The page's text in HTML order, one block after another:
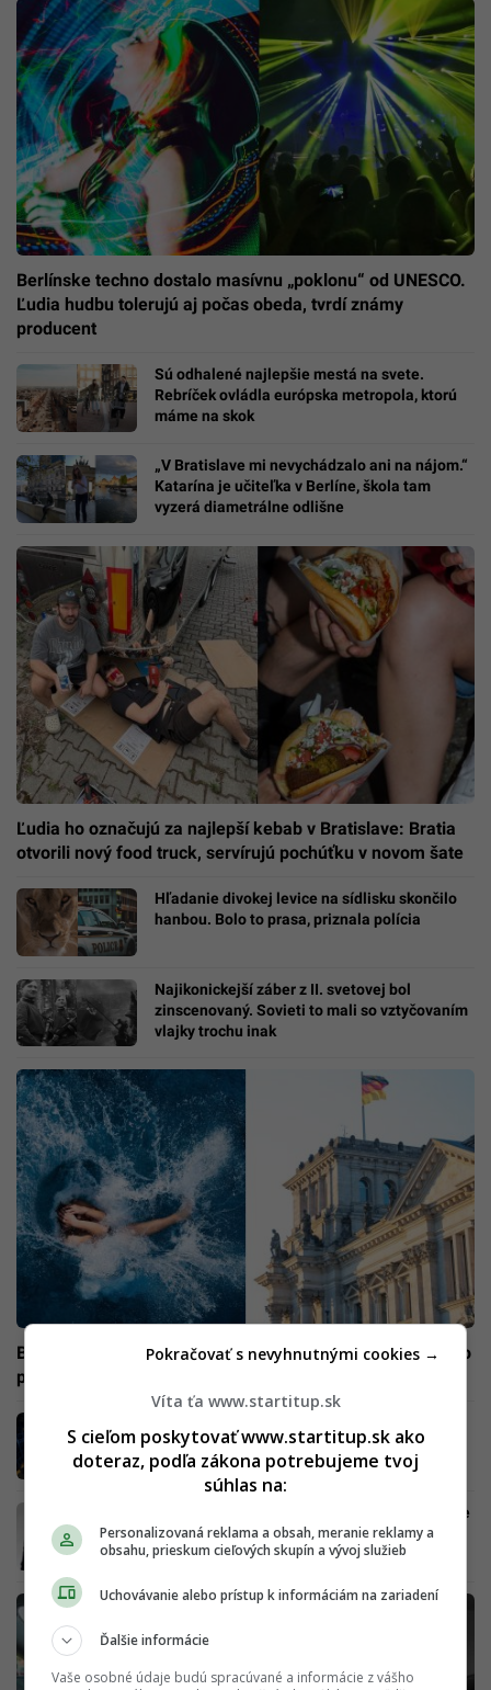
Berlínske techno dostalo masívnu „poklonu“ od UNESCO.
Ľudia hudbu tolerujú aj počas obeda, tvrdí známy
producent
Sú odhalené najlepšie mestá na svete.
Rebríček ovládla európska metropola, ktorú
máme na skok
„V Bratislave mi nevychádzalo ani na nájom.“
Katarína je učiteľka v Berlíne, škola tam
vyzerá diametrálne odlišne
Ľudia ho označujú za najlepší kebab v Bratislave: Bratia
otvorili nový food truck, servírujú pochúťku v novom šate
Hľadanie divokej levice na sídlisku skončilo
hanbou. Bolo to prasa, priznala polícia
Najikonickejší záber z II. svetovej bol
zinscenovaný. Sovieti to mali so vztyčovaním
vlajky trochu inak
Berlín ide „hore bez“: Ženy sa cítili diskriminované, mesto
preto uplatní zmenu
litrov vody zaplavil ulice, ležia na nich
exotické ryby (FOTO)
Elon Musk ukázal zákulisie jeho prvej továrne
v Európe. Tanec si neodpustil
Víta ťa www.startitup.sk
S cieľom poskytovať www.startitup.sk ako
doteraz, podľa zákona potrebujeme tvoj
súhlas na:
Personalizovaná reklama a obsah, meranie reklamy a
obsahu, prieskum cieľových skupín a vývoj služieb
Uchovávanie alebo prístup k informáciám na zariadení
Ďalšie informácie
Vaše osobné údaje budú spracúvané a informácie z vášho
Pokračovať s nevyhnutnými cookies →